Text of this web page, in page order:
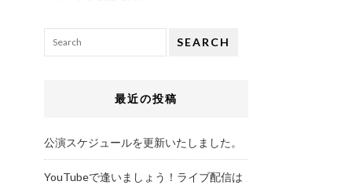
SEARCH
最近の投稿
公演スケジュールを更新いたしました。
YouTubeで逢いましょう！ライブ配信は